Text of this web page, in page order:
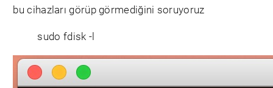
bu cihazları görüp görmediğini soruyoruz
sudo fdisk -l